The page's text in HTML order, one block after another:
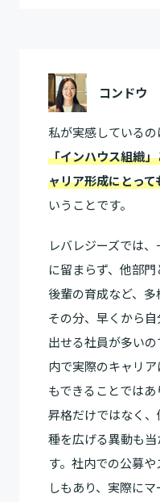
コンドウ
私が実感しているの
「インハウス組織
ャリア形成にとっ
いうことです。
レバレジーズでは
に留まらず、他部
後輩の育成など、多
その分、早くから
出せる社員が多い
内で実際のキャリ
もできることでは
昇格だけではなく
種を広げる異動も
す。社内での公募
しもあり、実際に